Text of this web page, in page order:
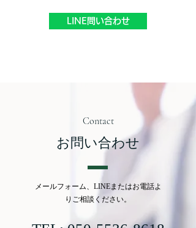
LINE問い合わせ
Contact
お問い合わせ
メールフォーム、LINEまたはお電話よ
りご相談ください。